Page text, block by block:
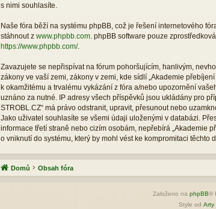
s nimi souhlasíte.
Naše fóra běží na systému phpBB, což je řešení internetového
stáhnout z www.phpbb.com. phpBB software pouze
https://www.phpbb.com/.
Zavazujete se nepřispívat na fórum pohoršujícím, hanlivým,
zákony ve vaší zemi, zákony v zemi, kde sídlí „Akademie
k okamžitému a trvalému vykázání z fóra a/nebo upozornění
uznáno za nutné. IP adresy všech příspěvků jsou ukládány pro
STROBL.CZ“ má právo odstranit, upravit, přesunout nebo
Jako uživatel souhlasíte se všemi údaji uloženými v databázi.
informace třetí straně nebo cizím osobám, nepřebírá „Akademie
o vniknutí do systému, který by mohl vést ke kompromitaci těchto
Domů Obsah fóra
Založeno naphpBB®
Style od Arty